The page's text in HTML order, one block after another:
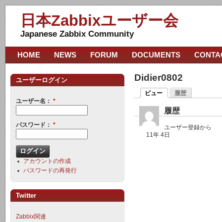
日本Zabbixユーザー会
Japanese Zabbix Community
Didier0802
ビュー 履歴
履歴
ユーザー登録から
11年 4日
HOME NEWS FORUM DOCUMENTS
ユーザーログイン
ユーザー名： *
パスワード： *
アカウントの作成
パスワードの再発行
Twitter
Zabbix関連